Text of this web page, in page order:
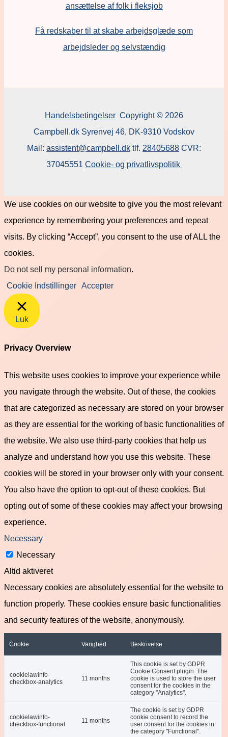
ansættelse af folk i fleksjob
Få redskaber til at skabe arbejdsglæde som
arbejdsleder og selvstændig
Handelsbetingelser Copyright © 2026
Campbell.dk Syrenvej 46, DK-9310 Vodskov
Mail: assistent@campbell.dk tlf. 28405688 CVR:
37045551 Cookie- og privatlivspolitik
We use cookies on our website to give you the most relevant
experience by remembering your preferences and repeat
visits. By clicking “Accept”, you consent to the use of ALL the
cookies.
Do not sell my personal information.
Cookie Indstillinger Accepter
Luk
Privacy Overview
This website uses cookies to improve your experience while
you navigate through the website. Out of these, the cookies
that are categorized as necessary are stored on your browser
as they are essential for the working of basic functionalities of
the website. We also use third-party cookies that help us
analyze and understand how you use this website. These
cookies will be stored in your browser only with your consent.
You also have the option to opt-out of these cookies. But
opting out of some of these cookies may affect your browsing
experience.
Necessary
Necessary
Altid aktiveret
Necessary cookies are absolutely essential for the website to
function properly. These cookies ensure basic functionalities
and security features of the website, anonymously.
Cookie Varighed Beskrivelse
cookielawinfo-
checkbox-analytics
11 months
This cookie is set by GDPR
Cookie Consent plugin. The
cookie is used to store the user
consent for the cookies in the
category "Analytics".
cookielawinfo-
checkbox-functional
11 months
The cookie is set by GDPR
cookie consent to record the
user consent for the cookies in
the category "Functional".